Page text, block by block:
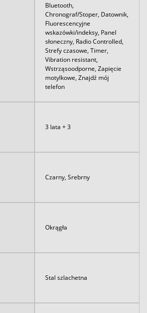
Bluetooth,
Chronograf/Stoper, Datownik,
Fluorescencyjne
wskazówki/indeksy, Panel
słoneczny, Radio Controlled,
Strefy czasowe, Timer,
Vibration resistant,
Wstrząsoodporne, Zapięcie
motylkowe, Znajdź mój
telefon
3 lata + 3
Czarny, Srebrny
Okrągła
Stal szlachetna